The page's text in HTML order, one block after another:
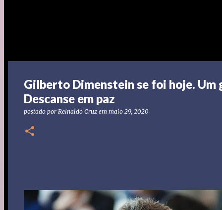
Gilberto Dimenstein se foi hoje.
Descanse em paz
postado por Reinaldo Cruz em maio 29, 2020